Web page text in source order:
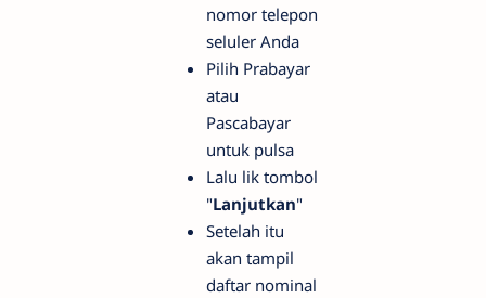
nomor telepon
seluler Anda
Pilih Prabayar
atau
Pascabayar
untuk pulsa
Lalu lik tombol
"Lanjutkan"
Setelah itu
akan tampil
daftar nominal